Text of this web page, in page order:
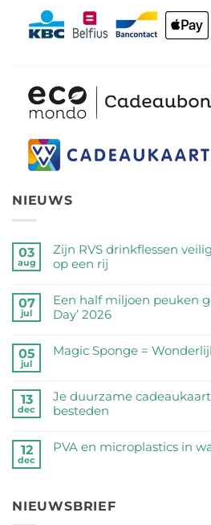
NIEUWS
03
aug
Zijn RVS drinkflessen
op een rij
reacties
op
Zijn
drinkflessen
zetten
de
op
een
07
jul
Een half miljoen peuken
Day’ 2026
reacties
half
miljoen
peuken
op
2026
05
jul
Magic Sponge =
op
Magic
=
Wonderlijk
13
dec
Je duurzame
besteden
reacties
cadeaukaart
van
12
dec
PVA en microplastics in
PVA
NIEUWSBRIEF